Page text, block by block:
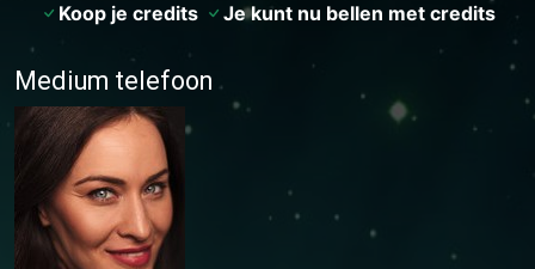
Koop je credits
Je kunt nu bellen met credits
Medium telefoon